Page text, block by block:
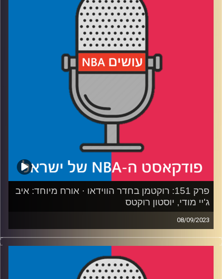
רבע 1: תולדות העמדה הכי מלחיצה שיש, והשמות הגדולים
פרק 151: רוקטמן בחדר הווידאו · אורח מיוחד: איב
ג'יי מודי, יוסטון רוקטס
08/09/2023
פודקאסט האן.בי.איי עם ערן סורוקה, שרון דוידוביץ׳, משה
דוידוביץ׳ ועידן לוצקי
אורח מיוחד: איב ג'יי מודי, יוסטון רוקטס